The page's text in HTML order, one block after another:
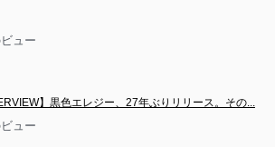
ュー
】黒色エレジー、27年ぶりリリース。その...
ュー